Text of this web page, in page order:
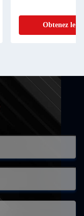
Obtenez le